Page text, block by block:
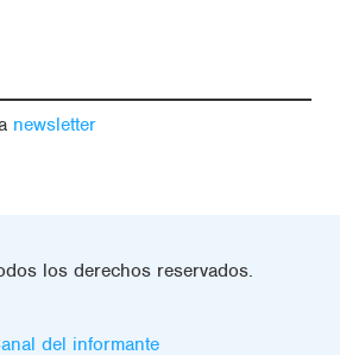
newsletter
los derechos reservados.
del informante